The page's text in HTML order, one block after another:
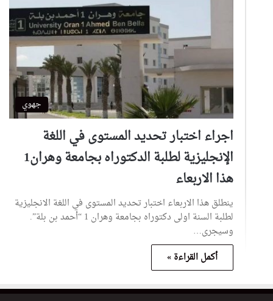
جهوي
اجراء اختبار تحديد المستوى في اللغة
الإنجليزية لطلبة الدكتوراه بجامعة وهران1
هذا الاربعاء
ينطلق هذا الاربعاء اختبار تحديد المستوى في اللغة الانجليزية
لطلبة السنة اولى دكتوراه بجامعة وهران 1 “أحمد بن بلة”.
وسيجرى…
أكمل القراءة »